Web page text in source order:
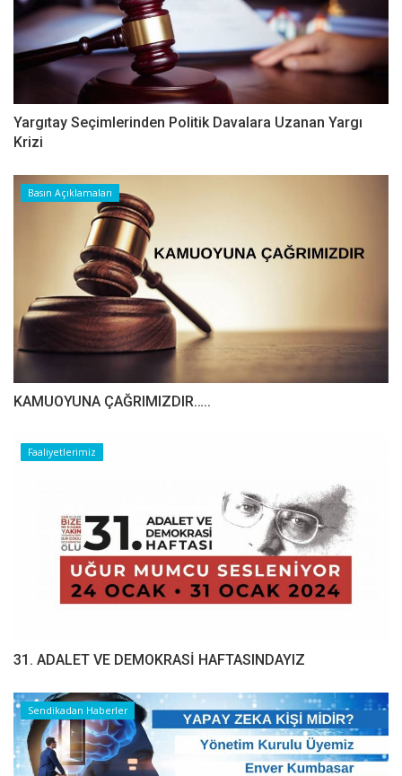
Yargıtay Seçimlerinden Politik Davalara Uzanan Yargı
Krizi
Basın Açıklamaları
​​​​​​​KAMUOYUNA ÇAĞRIMIZDIR…..
Faaliyetlerimiz
31. ADALET VE DEMOKRASİ HAFTASINDAYIZ
Sendikadan Haberler